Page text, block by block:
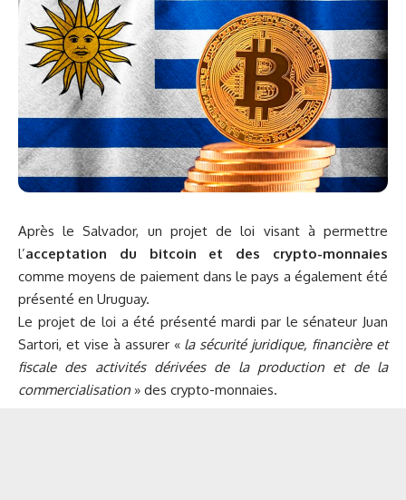
Après le Salvador, un projet de loi visant à permettre
l’acceptation du bitcoin et des crypto-monnaies
comme moyens de paiement dans le pays a également été
présenté en Uruguay.
Le projet de loi a été présenté mardi par le sénateur Juan
Sartori, et vise à assurer « la sécurité juridique, financière et
fiscale des activités dérivées de la production et de la
commercialisation » des crypto-monnaies.